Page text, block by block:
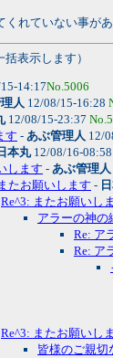
れていない事が
表示します）
14:17No.5006
人 12/08/15-16:28
12/08/15-23:37
す - あぶ管理人 12/
本丸12/08/16-08:58
します - あぶ管理人
たお願いします -
Re^3: またお願いし
アラーの神の
Re: ア
Re: ア
Re^3: またお願いし
皆様のご親切